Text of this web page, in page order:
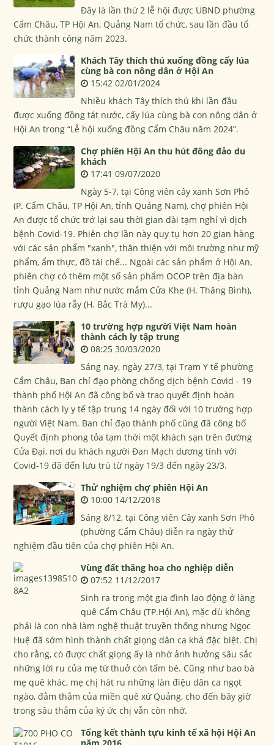
Đây là lần thứ 2 lễ hội được UBND phường
Cẩm Châu, TP Hội An, Quảng Nam tổ chức, sau lần đầu tổ
chức thành công năm 2023.
Khách Tây thích thú xuống đồng cấy lúa
cùng bà con nông dân ở Hội An
15:42 02/01/2024
Nhiều khách Tây thích thú khi lần đầu
được xuống đồng tát nước, cấy lúa cùng bà con nông dân ở
Hội An trong “Lễ hội xuống đồng Cẩm Châu năm 2024”.
Chợ phiên Hội An thu hút đông đảo du
khách
17:41 09/07/2020
Ngày 5-7, tại Công viên cây xanh Sơn Phô
(P. Cẩm Châu, TP Hội An, tỉnh Quảng Nam), chợ phiên Hội
An được tổ chức trở lại sau thời gian dài tạm nghỉ vì dịch
bệnh Covid-19. Phiên chợ lần này quy tụ hơn 20 gian hàng
với các sản phẩm "xanh", thân thiện với môi trường như mỹ
phẩm, ẩm thực, đồ tái chế... Ngoài các sản phẩm ở Hội An,
phiên chợ có thêm một số sản phẩm OCOP trên địa bàn
tỉnh Quảng Nam như nước mắm Cửa Khe (H. Thăng Bình),
rượu gạo lúa rẫy (H. Bắc Trà My)...
10 trường hợp người Việt Nam hoàn
thành cách ly tập trung
08:25 30/03/2020
Sáng nay, ngày 27/3, tại Trạm Y tế phường
Cẩm Châu, Ban chỉ đạo phòng chống dịch bệnh Covid - 19
thành phố Hội An đã công bố và trao quyết định hoàn
thành cách ly y tế tập trung 14 ngày đối với 10 trường hợp
người Việt Nam. Ban chỉ đạo thành phố cũng đã công bố
Quyết định phong tỏa tạm thời một khách sạn trên đường
Cửa Đại, nơi du khách người Đan Mạch dương tính với
Covid-19 đã đến lưu trú từ ngày 19/3 đến ngày 23/3.
Thử nghiệm chợ phiên Hội An
10:00 14/12/2018
Sáng 8/12, tại Công viên Cây xanh Sơn Phô
(phường Cẩm Châu) diễn ra ngày thử
nghiệm đầu tiên của chợ phiên Hội An.
Vùng đất thăng hoa cho nghiệp diễn
07:52 11/12/2017
Sinh ra trong một gia đình lao động ở làng
quê Cẩm Châu (TP.Hội An), mặc dù không
phải là con nhà làm nghệ thuật truyền thống nhưng Ngọc
Huệ đã sớm hình thành chất giọng dân ca khá đặc biệt. Chị
cho rằng, có được chất giọng ấy là nhờ ảnh hưởng sâu sắc
những lời ru của mẹ từ thuở còn tấm bé. Cũng như bao bà
mẹ quê khác, mẹ chị hát ru những làn điệu dân ca ngọt
ngào, đằm thắm của miền quê xứ Quảng, cho đến bây giờ
trong sâu thẳm của ký ức chị vẫn còn nhớ.
Tổng kết thành tựu kinh tế xã hội Hội An